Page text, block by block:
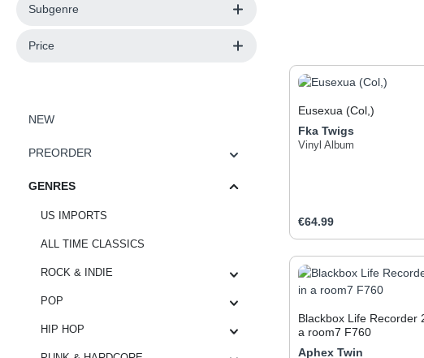
Subgenre
Price
NEW
PREORDER
GENRES
US IMPORTS
ALL TIME CLASSICS
ROCK & INDIE
POP
HIP HOP
Eusexua (Col,)
Fka Twigs
Vinyl Album
Regular price:
€64.99
Product
Blackbox Life Recorder
a room7 F760
Aphex Twin